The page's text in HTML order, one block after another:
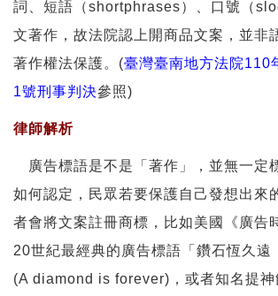
詞、短語（shortphrases）、口號（
文著作，故法院認上開商品文案，並非
著作權法保護。(臺灣臺南地方法院110
1號刑事判決參照)
律師解析
廣告標語是不是「著作」，並無一定
如何認定，民眾若要保護自己發想出來
者會將文案註冊商標，比如美國《廣告
20世紀最經典的廣告標語「鑽石恆久遠
(A diamond is forever)，或者知名提神